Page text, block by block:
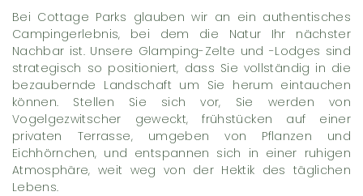
Bei Cottage Parks glauben wir an ein authentisches
Campingerlebnis, bei dem die Natur Ihr nächster
Nachbar ist. Unsere Glamping-Zelte und -Lodges sind
strategisch so positioniert, dass Sie vollständig in die
bezaubernde Landschaft um Sie herum eintauchen
können. Stellen Sie sich vor, Sie werden von
Vogelgezwitscher geweckt, frühstücken auf einer
privaten Terrasse, umgeben von Pflanzen und
Eichhörnchen, und entspannen sich in einer ruhigen
Atmosphäre, weit weg von der Hektik des täglichen
Lebens.